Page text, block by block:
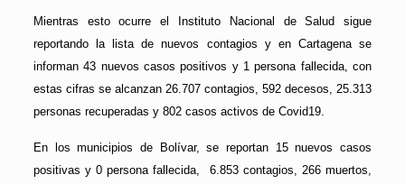
Mientras esto ocurre el Instituto Nacional de Salud sigue
reportando la lista de nuevos contagios y en Cartagena se
informan 43 nuevos casos positivos y 1 persona fallecida, con
estas cifras se alcanzan 26.707 contagios, 592 decesos, 25.313
personas recuperadas y 802 casos activos de Covid19.
En los municipios de Bolívar, se reportan 15 nuevos casos
positivas y 0 persona fallecida, 6.853 contagios, 266 muertos,